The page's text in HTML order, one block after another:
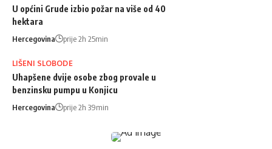
U općini Grude izbio požar na više od 40
hektara
Hercegovina prije 2h 25min
LIŠENI SLOBODE
Uhapšene dvije osobe zbog provale u
benzinsku pumpu u Konjicu
Hercegovina prije 2h 39min